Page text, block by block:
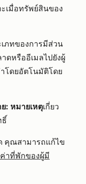
เมื่อทรัพย์สินของ
เภทของการมีส่วน
ดหรืออีเมลไปยังผู้
โดยอัตโนมัติโดย
: หมายเหตุเกี่ยว
ธิ์
คุณสามารถแก้ไข
าที่พักของผู้มี